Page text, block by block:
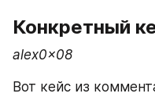
Конкретный
alex0x08
Вот кейс из